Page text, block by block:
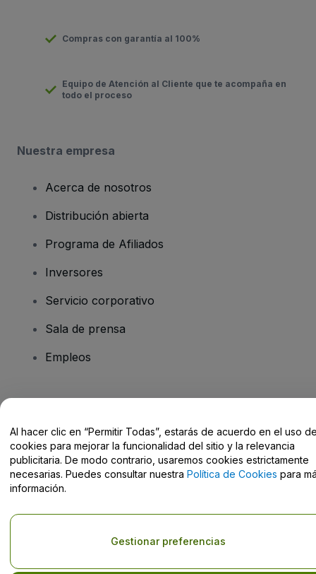
Compras con garantía al 100%
Equipo de Atención al Cliente que te acompaña en
todo el proceso
Nuestra empresa
Acerca de nosotros
Distribución abierta
Programa de Afiliados
Inversores
Servicio corporativo
Sala de prensa
Empleos
Centro de Ayuda / Contacto
El uso de este sitio web constituye la aceptación de los
Política de Privacidad, de laPolítica de Cookies
No compartir mi información personal ni tus opciones de
Al hacer clic en “Permitir Todas”, estarás de acuerdo en el uso
cookies para mejorar la funcionalidad del sitio y la relevancia
publicitaria. De modo contrario, usaremos cookies estrictamente
necesarias. Puedes consultar nuestra Política de Cookies para
información.
Gestionar preferencias